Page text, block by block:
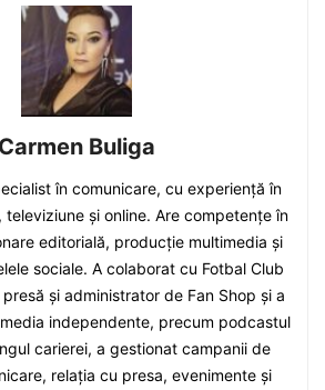
Carmen Buliga
în comunicare, cu experiență în
televiziune și online. Are competențe în
editorială, producție multimedia și
sociale. A colaborat cu Fotbal Club
și administrator de Fan Shop și a
independente, precum podcastul
carierei, a gestionat campanii de
relația cu presa, evenimente și